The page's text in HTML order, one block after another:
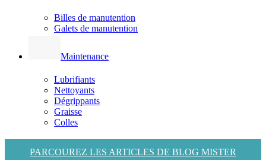
Billes de manutention
Galets de manutention
Maintenance
Lubrifiants
Nettoyants
Dégrippants
Graisse
Colles
PARCOUREZ LES ARTICLES DE BLOG MISTER